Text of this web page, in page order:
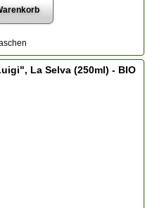
La Selva (250ml) - BIO